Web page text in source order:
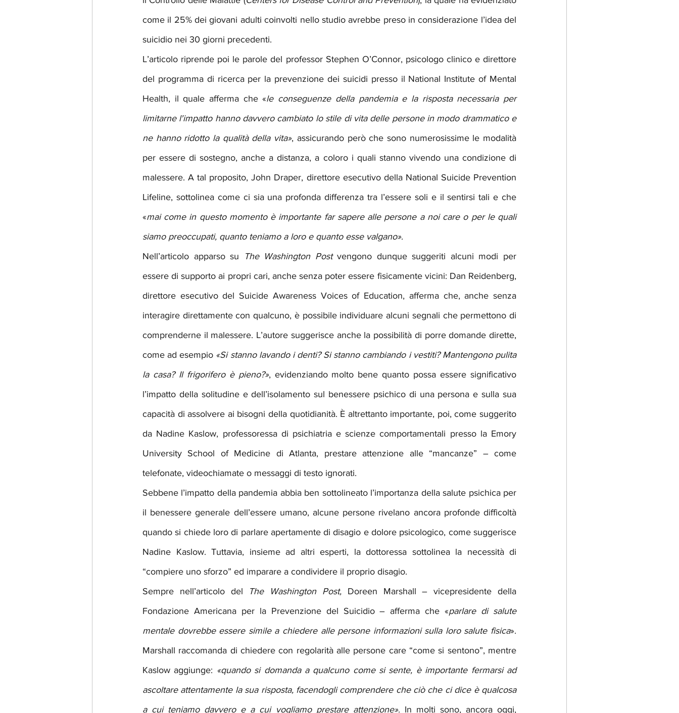
come il 25% dei giovani adulti coinvolti nello studio avrebbe preso in considerazione l’idea del
suicidio nei 30 giorni precedenti.
L’articolo riprende poi le parole del professor Stephen O’Connor, psicologo clinico e direttore
del programma di ricerca per la prevenzione dei suicidi presso il National Institute of Mental
Health, il quale afferma che «le conseguenze della pandemia e la risposta necessaria per
limitarne l'impatto hanno davvero cambiato lo stile di vita delle persone in modo drammatico e
ne hanno ridotto la qualità della vita», assicurando però che sono numerosissime le modalità
per essere di sostegno, anche a distanza, a coloro i quali stanno vivendo una condizione di
malessere. A tal proposito, John Draper, direttore esecutivo della National Suicide Prevention
Lifeline, sottolinea come ci sia una profonda differenza tra l’essere soli e il sentirsi tali e che
«mai come in questo momento è importante far sapere alle persone a noi care o per le quali
siamo preoccupati, quanto teniamo a loro e quanto esse valgano».
Nell’articolo apparso su
The Washington Post vengono dunque suggeriti alcuni modi per
essere di supporto ai propri cari, anche senza poter essere fisicamente vicini: Dan Reidenberg,
direttore esecutivo del Suicide Awareness Voices of Education, afferma che, anche senza
interagire direttamente con qualcuno, è possibile individuare alcuni segnali che permettono di
comprenderne il malessere. L’autore suggerisce anche la possibilità di porre domande dirette,
come ad esempio «Si stanno lavando i denti? Si stanno cambiando i vestiti? Mantengono pulita
la casa? Il frigorifero è pieno?», evidenziando molto bene quanto possa essere significativo
l’impatto della solitudine e dell’isolamento sul benessere psichico di una persona e sulla sua
capacità di assolvere ai bisogni della quotidianità. È altrettanto importante, poi, come suggerito
da Nadine Kaslow, professoressa di psichiatria e scienze comportamentali presso la Emory
University School of Medicine di Atlanta, prestare attenzione alle “mancanze” – come
telefonate, videochiamate o messaggi di testo ignorati.
Sebbene l’impatto della pandemia abbia ben sottolineato l’importanza della salute psichica per
il benessere generale dell’essere umano, alcune persone rivelano ancora profonde difficoltà
quando si chiede loro di parlare apertamente di disagio e dolore psicologico, come suggerisce
Nadine Kaslow. Tuttavia, insieme ad altri esperti, la dottoressa sottolinea la necessità di
“compiere uno sforzo” ed imparare a condividere il proprio disagio.
Sempre nell’articolo del
The Washington Post, Doreen Marshall – vicepresidente della
Fondazione Americana per la Prevenzione del Suicidio – afferma che «parlare di salute
mentale dovrebbe essere simile a chiedere alle persone informazioni sulla loro salute fisica».
Marshall raccomanda di chiedere con regolarità alle persone care “come si sentono”, mentre
Kaslow aggiunge: «quando si domanda a qualcuno come si sente, è importante fermarsi ad
ascoltare attentamente la sua risposta, facendogli comprendere che ciò che ci dice è qualcosa
a cui teniamo davvero e a cui vogliamo prestare attenzione». In molti sono, ancora oggi,